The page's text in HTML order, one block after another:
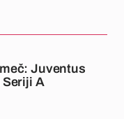
Juventus
Seriji A